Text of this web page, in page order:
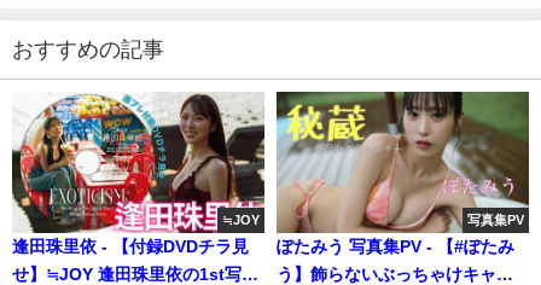
Channel【集英社 週刊プレイボーイ公式】さんより
おすすめの記事
≒JOY
逢田珠里依 - 【付録DVDチラ見
せ】≒JOY 逢田珠里依の1st写真
写真集PV
ぽたみう 写真集PV - 【#ぽたみ
う】飾らないぶっちゃけキャラ